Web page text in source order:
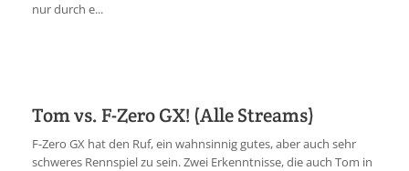
nur durch e...
Tom vs. F-Zero GX! (Alle Streams)
F-Zero GX hat den Ruf, ein wahnsinnig gutes, aber auch sehr
schweres Rennspiel zu sein. Zwei Erkenntnisse, die auch Tom in